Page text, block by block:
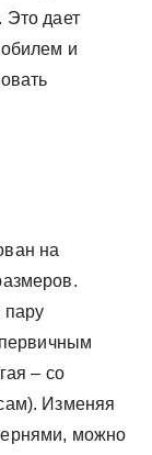
Это дает
и
на
пару
– со
Изменяя
можно